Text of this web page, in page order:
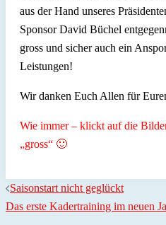
aus der Hand unseres
Sponsor David Büchel
gross und sicher auch ein
Leistungen!
Wir danken Euch Allen für
Wie immer – klickt auf die
„gross“ 🙂
Beitragsnavigation
Saisonstart nicht geglückt
Das erste Kadertraining im neuen